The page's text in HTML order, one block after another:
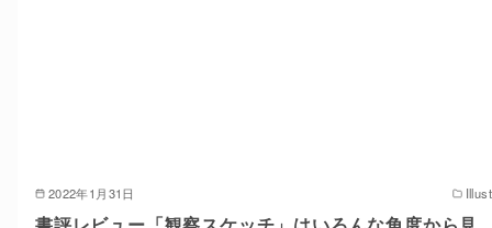
2022年1月31日 Illust